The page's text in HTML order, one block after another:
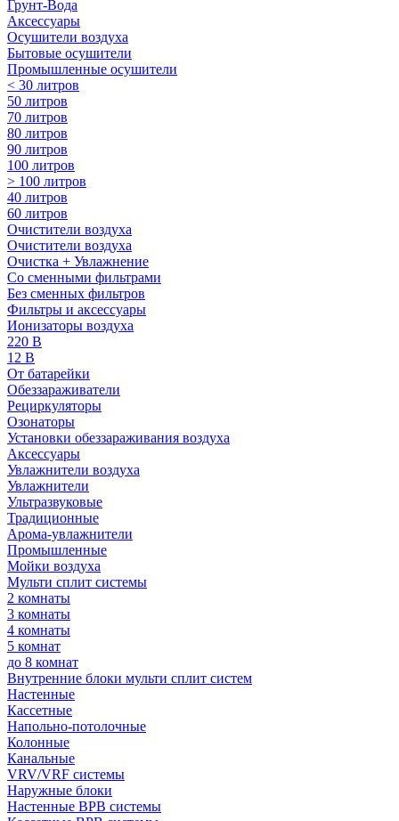
Грунт-Вода
Аксессуары
Осушители воздуха
Бытовые осушители
Промышленные осушители
< 30 литров
50 литров
70 литров
80 литров
90 литров
100 литров
> 100 литров
40 литров
60 литров
Очистители воздуха
Очистители воздуха
Очистка + Увлажнение
Cо сменными фильтрами
Без сменных фильтров
Фильтры и аксессуары
Ионизаторы воздуха
220 В
12 В
От батарейки
Обеззараживатели
Рециркуляторы
Озонаторы
Установки обеззараживания воздуха
Аксессуары
Увлажнители воздуха
Увлажнители
Ультразвуковые
Традиционные
Арома-увлажнители
Промышленные
Мойки воздуха
Мульти сплит системы
2 комнаты
3 комнаты
4 комнаты
5 комнат
до 8 комнат
Внутренние блоки мульти сплит систем
Настенные
Кассетные
Напольно-потолочные
Колонные
Канальные
VRV/VRF системы
Наружные блоки
Настенные ВРВ системы